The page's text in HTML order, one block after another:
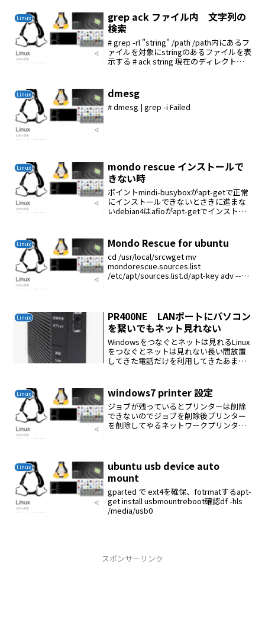
Linux
grep ack ファイル内 文字列の
検索
# grep -rl "string" /path /path内にあるフ
ァイルを対象にstringのあるファイルを表
示する # ack string 現在のディレクトリ
Linux dmesg
# dmesg | grep -i Failed
Linux
mondo rescue インストールで
きない時
ポイントmindi-busyboxがapt-getで正常
にインストールできないとさきに進まな
いdebian4はafioがapt-getでインストー
Linux Mondo Rescue for ubuntu
cd /usr/local/srcwget mv
mondorescue.sources.list
/etc/apt/sources.list.d/apt-key adv --
Linux
PR400NE LANポートにパソコン
を繋いでもネット見れない
Windowsをつなぐとネットは見れるLinux
をつなぐとネットは見れない長い間放置
してきた電話だけを利用してきたあまり
NTTに聞いてみた女性のカスタマーセン
ター員はわか...
Linux windows7 printer 設定
ジョブが残っているとプリンターは削除
できないのでジョブを削除後プリンター
を削除してやるネットワークプリンター
Linux
ubuntu usb device auto
mount
gparted で ext4を確保、fotrmatするapt-
get install usbmountreboot確認df -hls
/media/usb0
スポンサーリンク